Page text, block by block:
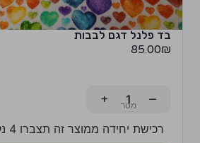
בד פלנל דגם לבבות
85.00₪
−
+
רכישת יחידה ממוצר זה תצברו 4 נקודות!